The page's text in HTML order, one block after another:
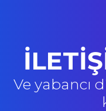
Ve yabancı